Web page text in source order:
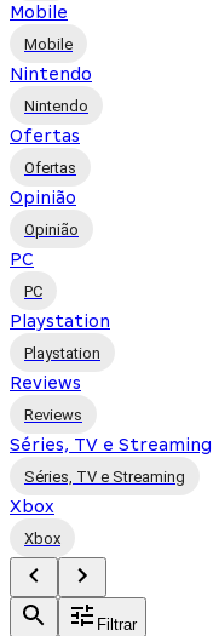
Mobile
Mobile
Nintendo
Nintendo
Ofertas
Ofertas
Opinião
Opinião
PC
PC
Playstation
Playstation
Reviews
Reviews
Séries, TV e Streaming
Séries, TV e Streaming
Xbox
Xbox
Filtrar